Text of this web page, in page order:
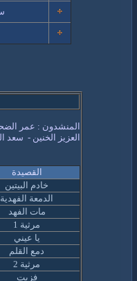
المنشدون : عمر
العزيز الخنين -
القصيدة
خادم البيتين
الدمعة الفهدية
مات الفهد
مرثية 1
يا عيني
دمع القلم
مرثية 2
فزيت